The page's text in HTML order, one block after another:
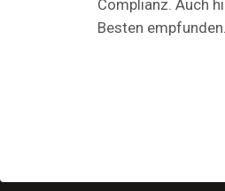
Complianz. Auch
Besten empfunden.